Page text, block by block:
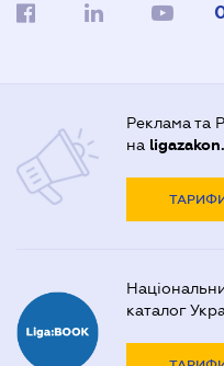
Реклама та
на
каталог